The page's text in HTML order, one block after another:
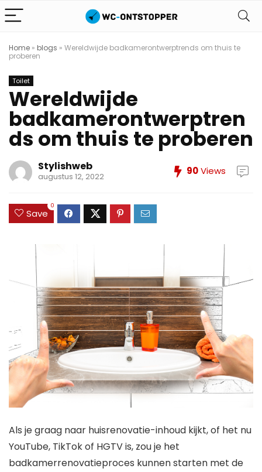
Home » blogs » Wereldwijde badkamerontwerptrends om thuis te
proberen
Toilet
Wereldwijde
badkamerontwerptren
ds om thuis te proberen
Stylishweb
augustus 12, 2022 90Views
Save
0
Als je graag naar huisrenovatie-inhoud kijkt, of het nu
YouTube, TikTok of HGTV is, zou je het
badkamerrenovatieproces kunnen starten met de